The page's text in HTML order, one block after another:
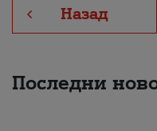
Назад
Последни